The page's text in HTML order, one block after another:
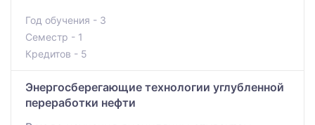
Год обучения - 3
Семестр - 1
Кредитов - 5
Энергосберегающие технологии углубленной
переработки нефти